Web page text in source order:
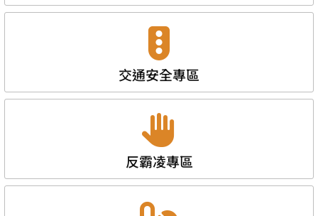
交通安全專區
反霸凌專區